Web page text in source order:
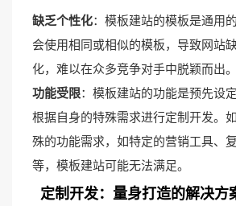
缺乏个性化：模板建站的模板是通用
会使用相同或相似的模板，导致网站
化，难以在众多竞争对手中脱颖而出。
功能受限：模板建站的功能是预先设
根据自身的特殊需求进行定制开发。
殊的功能需求，如特定的营销工具、
等，模板建站可能无法满足。
定制开发：量身打造的解决方